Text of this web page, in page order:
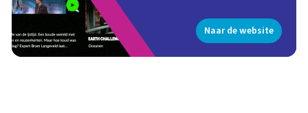
Naar de website